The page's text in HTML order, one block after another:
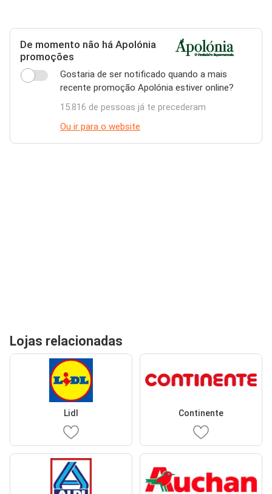
De momento não há Apolónia
promoções
Gostaria de ser notificado quando a mais
recente promoção Apolónia estiver online?
15.816 de pessoas já te precederam
Ou ir para o website
Lojas relacionadas
Lidl Continente